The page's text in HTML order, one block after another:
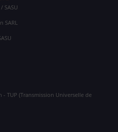
SASU
SARL
TUP (Transmission Universelle de